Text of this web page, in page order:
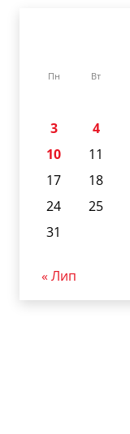
Пн Вт
3
4
10
11
17
18
24
25
31
« Лип